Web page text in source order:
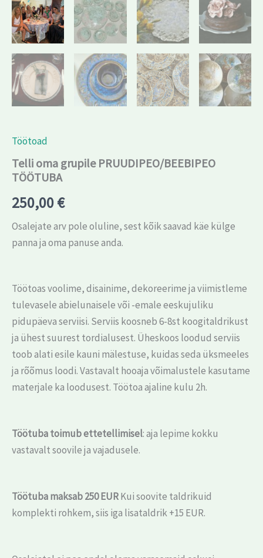
Töötoad
Telli oma grupile PRUUDIPEO/BEEBIPEO
TÖÖTUBA
250,00€
Osalejate arv pole oluline, sest kõik saavad käe külge
panna ja oma panuse anda.
Töötoas voolime, disainime, dekoreerime ja viimistleme
tulevasele abielunaisele või -emale eeskujuliku
pidupäeva serviisi. Serviis koosneb 6-8st koogitaldrikust
ja ühest suurest tordialusest. Üheskoos loodud serviis
toob alati esile kauni mälestuse, kuidas seda üksmeeles
ja rõõmus loodi. Vastavalt hooaja võimalustele kasutame
materjale ka loodusest. Töötoa ajaline kulu 2h.
Töötuba toimub ettetellimisel: aja lepime kokku
vastavalt soovile ja vajadusele.
Töötuba maksab 250 EURKui soovite taldrikuid
komplekti rohkem, siis iga lisataldrik +15 EUR.